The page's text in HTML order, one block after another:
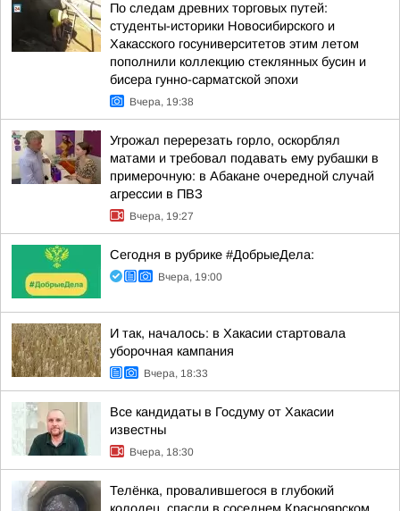
По следам древних торговых путей:
студенты-историки Новосибирского и
Хакасского госуниверситетов этим летом
пополнили коллекцию стеклянных бусин и
бисера гунно-сарматской эпохи
Вчера, 19:38
Угрожал перерезать горло, оскорблял
матами и требовал подавать ему рубашки в
примерочную: в Абакане очередной случай
агрессии в ПВЗ
Вчера, 19:27
Сегодня в рубрике #ДобрыеДела:
Вчера, 19:00
И так, началось: в Хакасии стартовала
уборочная кампания
Вчера, 18:33
Все кандидаты в Госдуму от Хакасии
известны
Вчера, 18:30
Телёнка, провалившегося в глубокий